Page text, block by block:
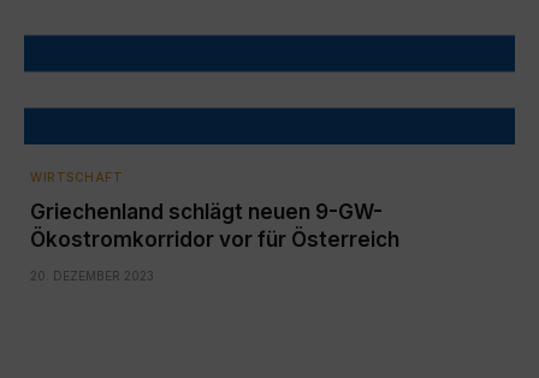
WIRTSCHAFT
Griechenland schlägt neuen 9-GW-
Ökostromkorridor vor für Österreich
20. DEZEMBER 2023